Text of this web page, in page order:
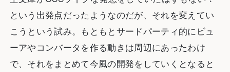
という出発点だったようなのだが、それを変えてい
こうという試み。もともとサードパーティ的にビュ
ーアやコンバータを作る動きは周辺にあったわけ
で、それをまとめて今風の開発をしていくとなると